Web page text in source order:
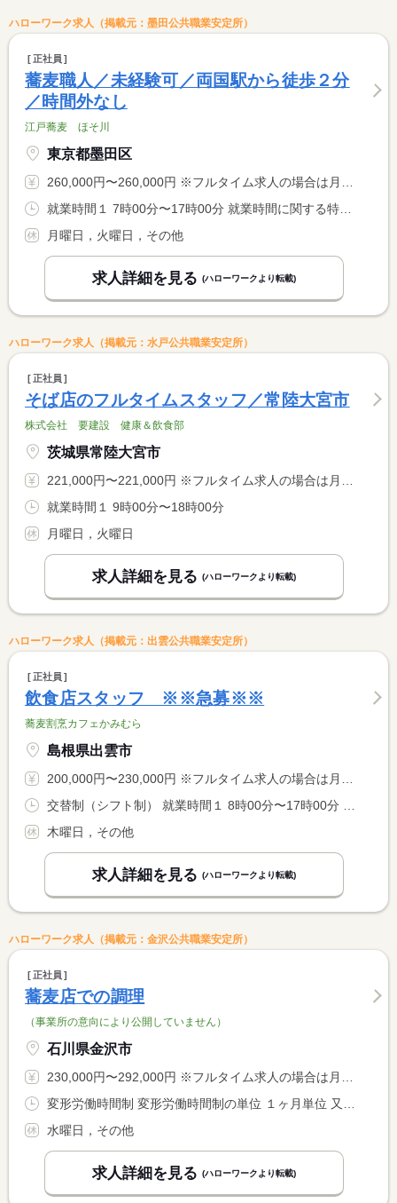
ハローワーク求人（掲載元：墨田公共職業安定所）
正社員
蕎麦職人／未経験可／両国駅から徒歩２分
／時間外なし
江戸蕎麦 ほそ川
東京都墨田区
260,000円〜260,000円 ※フルタイム求人の場合は月額（換算額）、パート求人の場合は時間額を表示しています。
月曜日，火曜日，その他
求人詳細を見る (ハローワークより転載)
ハローワーク求人（掲載元：水戸公共職業安定所）
正社員
そば店のフルタイムスタッフ／常陸大宮市
株式会社 要建設 健康＆飲食部
茨城県常陸大宮市
221,000円〜221,000円 ※フルタイム求人の場合は月額（換算額）、パート求人の場合は時間額を表示しています。
就業時間１ 9時00分〜18時00分
月曜日，火曜日
求人詳細を見る (ハローワークより転載)
ハローワーク求人（掲載元：出雲公共職業安定所）
正社員
飲食店スタッフ ※※急募※※
蕎麦割烹カフェかみむら
島根県出雲市
200,000円〜230,000円 ※フルタイム求人の場合は月額（換算額）、パート求人の場合は時間額を表示しています。
木曜日，その他
求人詳細を見る (ハローワークより転載)
ハローワーク求人（掲載元：金沢公共職業安定所）
正社員
蕎麦店での調理
（事業所の意向により公開していません）
石川県金沢市
230,000円〜292,000円 ※フルタイム求人の場合は月額（換算額）、パート求人の場合は時間額を表示しています。
水曜日，その他
求人詳細を見る (ハローワークより転載)